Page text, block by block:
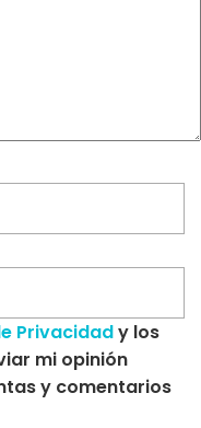
Privacidady los
mi opinión
y comentarios